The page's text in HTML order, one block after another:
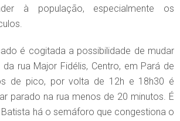
à população, especialmente os
é cogitada a possibilidade de mudar
rua Major Fidélis, Centro, em Pará de
de pico, por volta de 12h e 18h30 é
parado na rua menos de 20 minutos. É
Batista há o semáforo que congestiona o